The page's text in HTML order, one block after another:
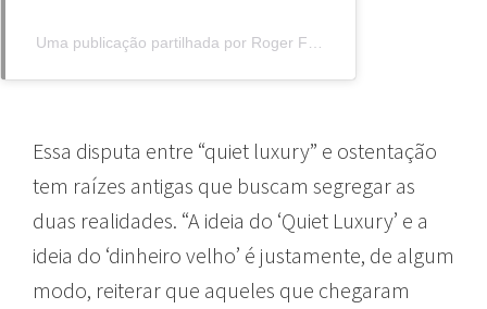
Essa disputa entre “quiet luxury” e ostentação
tem raízes antigas que buscam segregar as
duas realidades. “A ideia do ‘Quiet Luxury’ e a
ideia do ‘dinheiro velho’ é justamente, de algum
modo, reiterar que aqueles que chegaram